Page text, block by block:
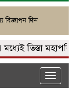
তিস্তা
Toggle